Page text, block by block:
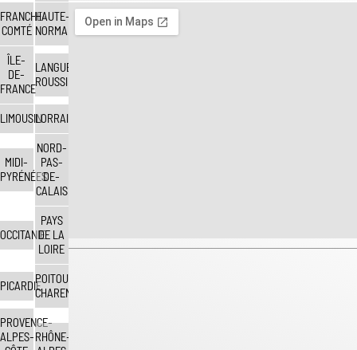
FRANCHE-
COMTÉ
HAUTE-
NORMANDIE
ÎLE-
DE-
FRANCE
LANGUEDOC-
ROUSSILLON
LIMOUSINLORRAINE
MIDI-
PYRÉNÉES
NORD-
PAS-
DE-
CALAIS
OCCITANIE
PAYS
DE LA
LOIRE
PICARDIEPOITOU-
CHARENTES
PROVENCE-
ALPES-RHÔNE-